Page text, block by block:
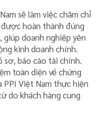
sẽ làm việc chăm chỉ
hoàn thành đúng
doanh nghiệp yên
kinh doanh chính.
sơ, báo cáo tài chính.
toàn diện về chứng
PPI Việt Nam thực hiện
do khách hàng cung